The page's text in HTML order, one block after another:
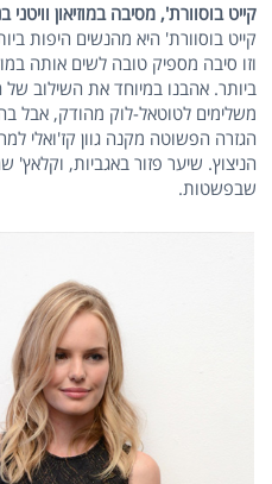
קייט בוסוורת', מסיבה במוזיאון וויטני
קייט בוסוורת' היא מהנשים היפות
וזו סיבה מספיק טובה לשים אותה
ביותר. אהבנו במיוחד את השילוב
משלימים לטוטאל-לוק מהודק, אבל
הגזרה הפשוטה מקנה גוון קז'ואלי
הניצוץ. שיער פזור באגביות, וקלאץ'
שבפשטות.